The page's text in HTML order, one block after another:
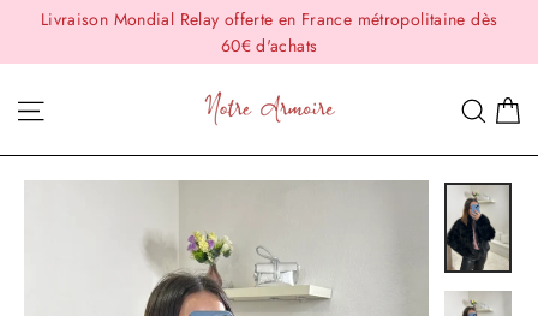
Passer
contenu
Livraison Mondial Relay offerte en France métropolitaine dès
60€ d'achats